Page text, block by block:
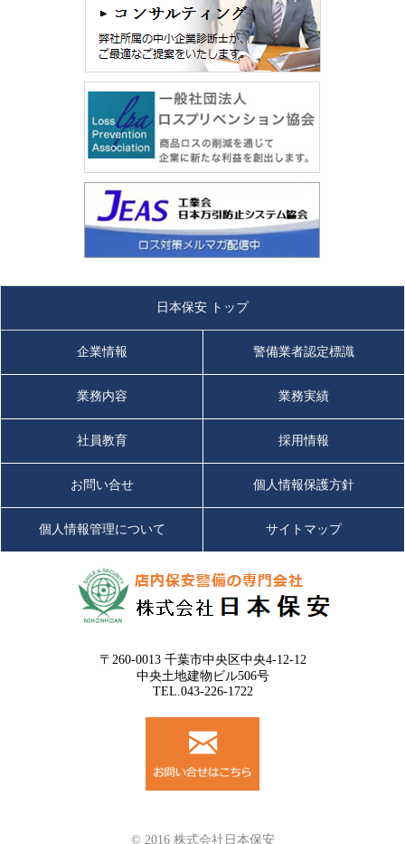
日本保安 トップ
企業情報 警備業者認定標識
業務内容 業務実績
社員教育 採用情報
お問い合せ 個人情報保護方針
個人情報管理について サイトマップ
〒260-0013 千葉市中央区中央4-12-12
中央土地建物ビル506号
TEL.043-226-1722
© 2016 株式会社日本保安